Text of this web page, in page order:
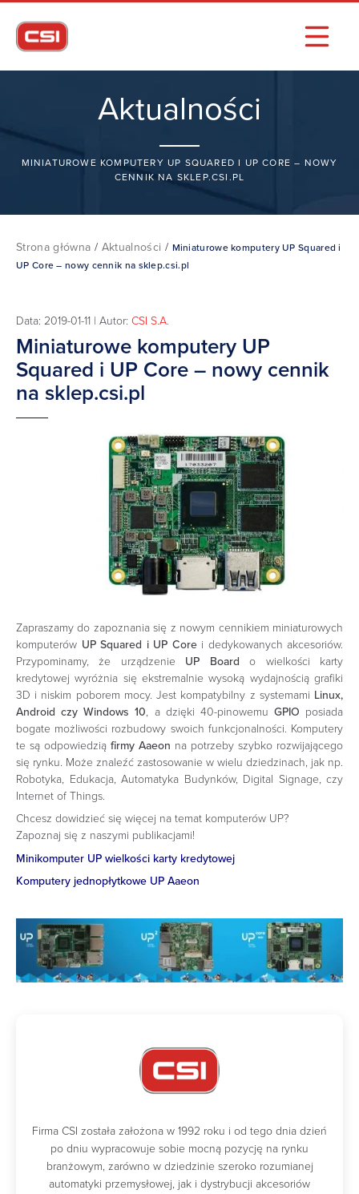
Aktualności
MINIATUROWE KOMPUTERY UP SQUARED I UP CORE – NOWY
CENNIK NA SKLEP.CSI.PL
Strona główna / Aktualności / Miniaturowe komputery UP Squared i
UP Core – nowy cennik na sklep.csi.pl
Data: 2019-01-11 | Autor: CSI S.A.
Miniaturowe komputery UP
Squared i UP Core – nowy cennik
na sklep.csi.pl
Zapraszamy do zapoznania się z nowym cennikiem miniaturowych
komputerów UP Squared i UP Corei dedykowanych akcesoriów.
Przypominamy, że urządzenie UP Board o wielkości karty
kredytowej wyróżnia się ekstremalnie wysoką wydajnością grafiki
3D i niskim poborem mocy. Jest kompatybilny z systemami Linux,
Android czy Windows 10, a dzięki 40-pinowemu GPIO posiada
bogate możliwości rozbudowy swoich funkcjonalności. Komputery
te są odpowiedzią firmy Aaeon na potrzeby szybko rozwijającego
się rynku. Może znaleźć zastosowanie w wielu dziedzinach, jak np.
Robotyka, Edukacja, Automatyka Budynków, Digital Signage, czy
Internet of Things.
Chcesz dowidzieć się więcej na temat komputerów UP?
Zapoznaj się z naszymi publikacjami!
Minikomputer UP wielkości karty kredytowej
Komputery jednopłytkowe UP Aaeon
Firma CSI została założona w 1992 roku i od tego dnia dzień
po dniu wypracowuje sobie mocną pozycję na rynku
branżowym, zarówno w dziedzinie szeroko rozumianej
automatyki przemysłowej, jak i dystrybucji akcesoriów